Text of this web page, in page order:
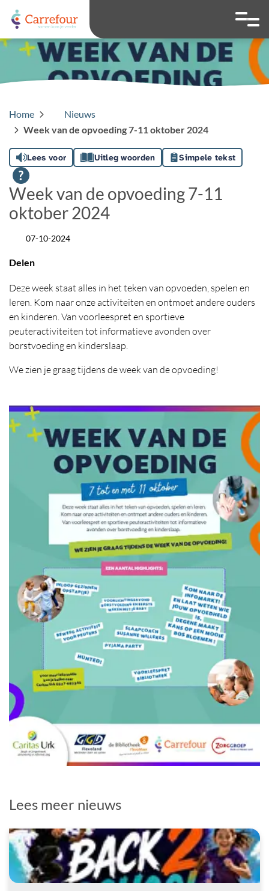
overslaan
Hoog contrast
Ga naar
Home
Nieuws
Week van de opvoeding 7-11 oktober 2024
Lees voor Uitleg woorden Simpele tekst
Week van de opvoeding 7-11
oktober 2024
Datum
07-10-2024
Delen
Deze week staat alles in het teken van opvoeden, spelen en
leren. Kom naar onze activiteiten en ontmoet andere ouders
en kinderen. Van voorleespret en sportieve
peuteractiviteiten tot informatieve avonden over
borstvoeding en kinderslaap.
We zien je graag tijdens de week van de opvoeding!
Lees meer nieuws